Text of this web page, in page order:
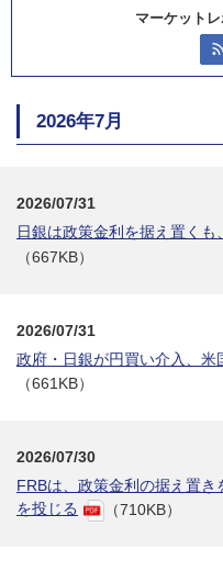
マーケット
2026年7月
2026/07/31
日銀は政策金利を据え置く
（667KB）
2026/07/31
政府・日銀が円買い介入、
（661KB）
2026/07/30
FRBは、政策金利の据え置
を投じる
（710KB）